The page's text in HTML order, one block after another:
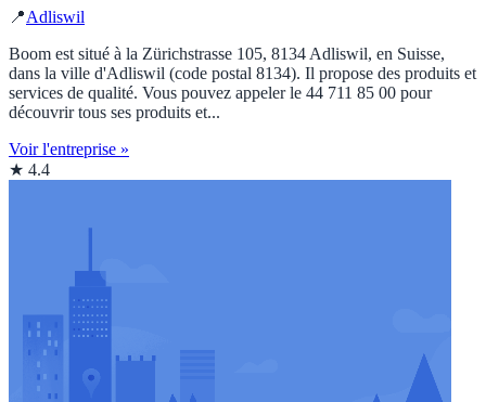
📍Adliswil
Boom est situé à la Zürichstrasse 105, 8134 Adliswil, en Suisse,
dans la ville d'Adliswil (code postal 8134). Il propose des produits et
services de qualité. Vous pouvez appeler le 44 711 85 00 pour
découvrir tous ses produits et...
Voir l'entreprise »
★ 4.4